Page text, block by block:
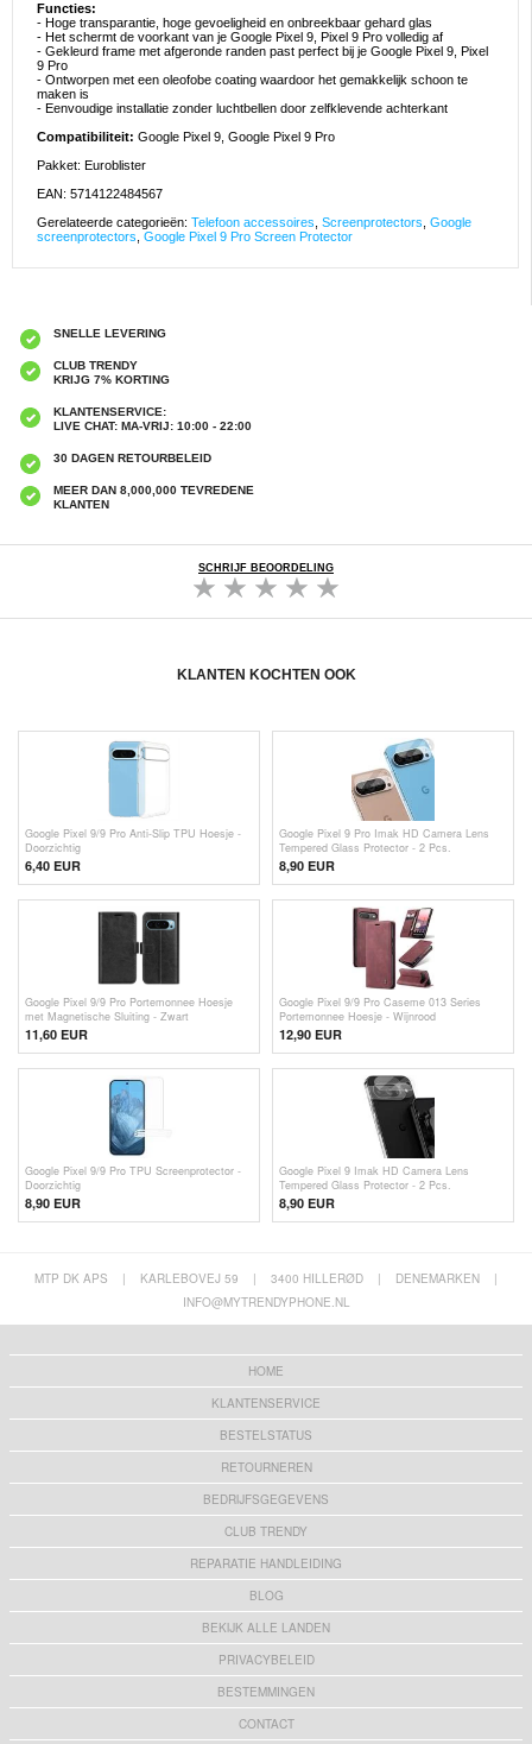
Functies:
- Hoge transparantie, hoge gevoeligheid en onbreekbaar gehard glas
- Het schermt de voorkant van je Google Pixel 9, Pixel 9 Pro volledig af
- Gekleurd frame met afgeronde randen past perfect bij je Google Pixel 9, Pixel
9 Pro
- Ontworpen met een oleofobe coating waardoor het gemakkelijk schoon te
maken is
- Eenvoudige installatie zonder luchtbellen door zelfklevende achterkant
Compatibiliteit: Google Pixel 9, Google Pixel 9 Pro
Pakket: Euroblister
EAN: 5714122484567
Gerelateerde categorieën: Telefoon accessoires Screenprotectors Google
screenprotectors Google Pixel 9 Pro Screen Protector
SNELLE LEVERING
CLUB TRENDY
KRIJG 7% KORTING
KLANTENSERVICE:
LIVE CHAT: MA-VRIJ: 10:00 - 22:00
30 DAGEN RETOURBELEID
MEER DAN 8,000,000 TEVREDENE
KLANTEN
SCHRIJF BEOORDELING
KLANTEN KOCHTEN OOK
Google Pixel 9/9 Pro Anti-Slip TPU Hoesje -
Doorzichtig
6,40 EUR
Google Pixel 9 Pro Imak HD Camera Lens
Tempered Glass Protector - 2 Pcs.
8,90 EUR
Google Pixel 9/9 Pro Portemonnee Hoesje
met Magnetische Sluiting - Zwart
11,60 EUR
Google Pixel 9/9 Pro Caseme 013 Series
Portemonnee Hoesje - Wijnrood
12,90 EUR
Google Pixel 9/9 Pro TPU Screenprotector -
Doorzichtig
8,90 EUR
Google Pixel 9 Imak HD Camera Lens
Tempered Glass Protector - 2 Pcs.
8,90 EUR
MTP DK APS | KARLEBOVEJ 59 | 3400 HILLERØD | DENEMARKEN
|
INFO@MYTRENDYPHONE.NL
HOME
KLANTENSERVICE
BESTELSTATUS
RETOURNEREN
BEDRIJFSGEGEVENS
CLUB TRENDY
REPARATIE HANDLEIDING
BLOG
BEKIJK ALLE LANDEN
PRIVACYBELEID
BESTEMMINGEN
CONTACT